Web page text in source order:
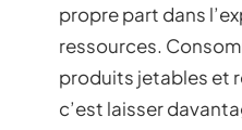
propre part dans
ressources.
produits jetables et
c’est laisser